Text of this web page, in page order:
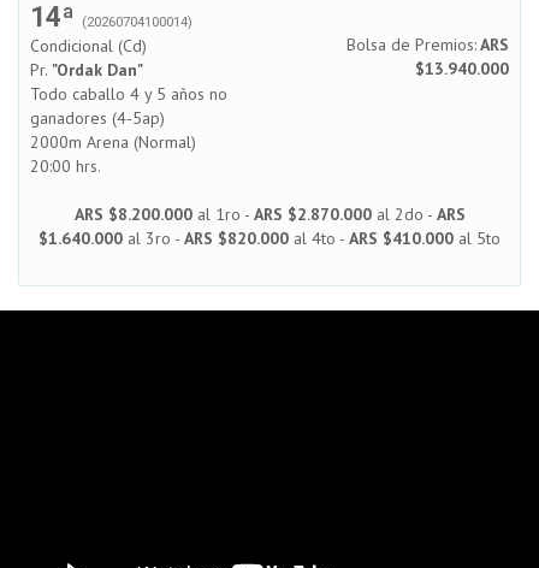
14ª (20260704100014)
Condicional (Cd)
Pr. "Ordak Dan"
Todo caballo 4 y 5 años no
ganadores (4-5ap)
2000m Arena (Normal)
20:00 hrs.
Bolsa de Premios:ARS
$13.940.000
ARS $8.200.000al 1ro - ARS $2.870.000al 2do - ARS
$1.640.000 al 3ro - ARS $820.000 al 4to - ARS $410.000 al 5to